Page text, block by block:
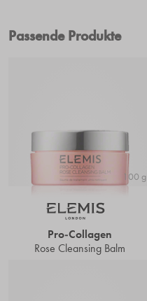
Passende Produkte
100 g
Pro-Collagen
Rose Cleansing Balm